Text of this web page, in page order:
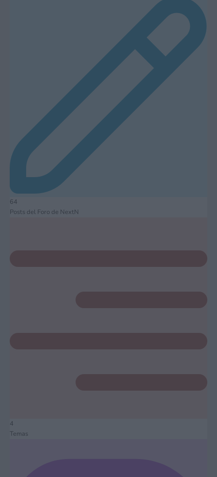
64
Posts del Foro de NextN
4
Temas